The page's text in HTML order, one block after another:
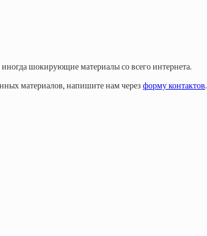
шокирующие материалы со всего интернета.
материалов, напишите нам через форму контактов.